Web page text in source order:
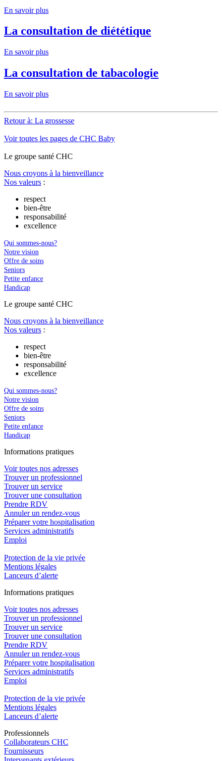
En savoir plus
La consultation de diététique
En savoir plus
La consultation de tabacologie
En savoir plus
Retour à: La grossesse
Voir toutes les pages de CHC Baby
Le groupe santé CHC
Nous croyons à la bienveillance
Nos valeurs :
respect
bien-être
responsabilité
excellence
Qui sommes-nous?
Notre vision
Offre de soins
Seniors
Petite enfance
Handicap
Le groupe santé CHC
Nous croyons à la bienveillance
Nos valeurs :
respect
bien-être
responsabilité
excellence
Qui sommes-nous?
Notre vision
Offre de soins
Seniors
Petite enfance
Handicap
Informations pratiques
Voir toutes nos adresses
Trouver un professionnel
Trouver un service
Trouver une consultation
Prendre RDV
Annuler un rendez-vous
Préparer votre hospitalisation
Services administratifs
Emploi​
Protection de la vie privée
Mentions légales
Lanceurs d’alerte
Informations pratiques
Voir toutes nos adresses
Trouver un professionnel
Trouver un service
Trouver une consultation
Prendre RDV
Annuler un rendez-vous
Préparer votre hospitalisation
Services administratifs
Emploi​
Protection de la vie privée
Mentions légales
Lanceurs d’alerte
Professionnels
Collaborateurs CHC
Fournisseurs